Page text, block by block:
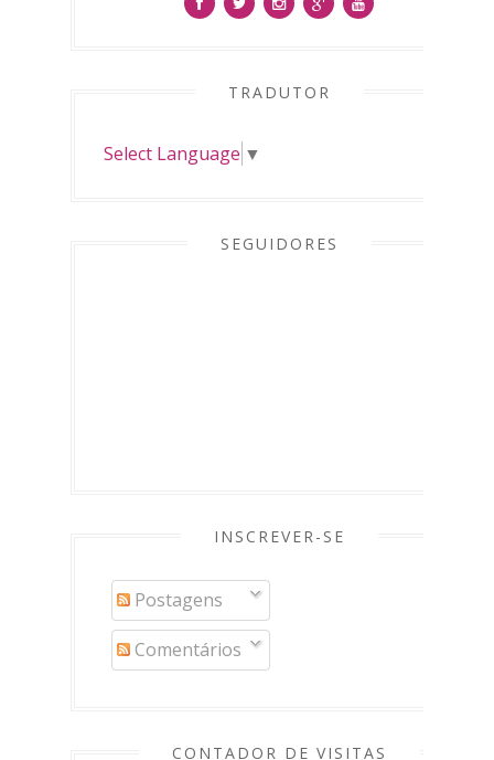
TRADUTOR
Select Language ▼
SEGUIDORES
INSCREVER-SE
Postagens
Comentários
CONTADOR DE VISITAS